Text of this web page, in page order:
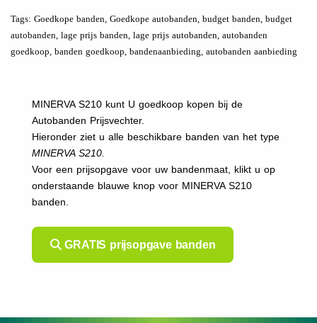
Tags: Goedkope banden, Goedkope autobanden, budget banden, budget
autobanden, lage prijs banden, lage prijs autobanden, autobanden
goedkoop, banden goedkoop, bandenaanbieding, autobanden aanbieding
MINERVA S210 kunt U goedkoop kopen bij de
Autobanden Prijsvechter.
Hieronder ziet u alle beschikbare banden van het type
MINERVA S210.
Voor een prijsopgave voor uw bandenmaat, klikt u op
onderstaande blauwe knop voor MINERVA S210
banden.
GRATIS prijsopgave banden